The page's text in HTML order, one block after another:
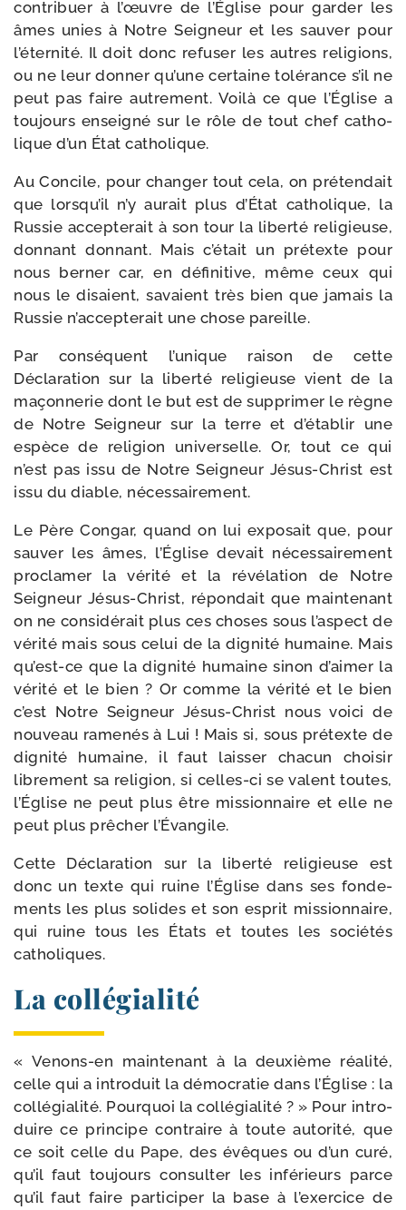
contri­buer à l’œuvre de l’Église pour gar­der les
âmes unies à Notre Seigneur et les sau­ver pour
l’éternité. Il doit donc refu­ser les autres reli­gions,
ou ne leur don­ner qu’une cer­taine tolé­rance s’il ne
peut pas faire autre­ment. Voilà ce que l’Église a
tou­jours ensei­gné sur le rôle de tout chef catho­
lique d’un État catholique.
Au Concile, pour chan­ger tout cela, on pré­ten­dait
que lorsqu’il n’y aurait plus d’État catho­lique, la
Russie accep­te­rait à son tour la liber­té reli­gieuse,
don­nant don­nant. Mais c’était un pré­texte pour
nous ber­ner car, en défi­ni­tive, même ceux qui
nous le disaient, savaient très bien que jamais la
Russie n’accepterait une chose pareille.
Par consé­quent l’unique rai­son de cette
Déclaration sur la liber­té reli­gieuse vient de la
maçon­ne­rie dont le but est de sup­pri­mer le règne
de Notre Seigneur sur la terre et d’établir une
espèce de reli­gion uni­ver­selle. Or, tout ce qui
n’est pas issu de Notre Seigneur Jésus-​Christ est
issu du diable, nécessairement.
Le Père Congar, quand on lui expo­sait que, pour
sau­ver les âmes, l’Église devait néces­sai­re­ment
pro­cla­mer la véri­té et la révé­la­tion de Notre
Seigneur Jésus-​Christ, répon­dait que main­te­nant
on ne consi­dé­rait plus ces choses sous l’aspect de
véri­té mais sous celui de la digni­té humaine. Mais
qu’est-ce que la digni­té humaine sinon d’aimer la
véri­té et le bien ? Or comme la véri­té et le bien
c’est Notre Seigneur Jésus-​Christ nous voi­ci de
nou­veau rame­nés à Lui ! Mais si, sous pré­texte de
digni­té humaine, il faut lais­ser cha­cun choi­sir
libre­ment sa reli­gion, si celles-​ci se valent toutes,
l’Église ne peut plus être mis­sion­naire et elle ne
peut plus prê­cher l’Évangile.
Cette Déclaration sur la liber­té reli­gieuse est
donc un texte qui ruine l’Église dans ses fon­de­
ments les plus solides et son esprit mis­sion­naire,
qui ruine tous les États et toutes les socié­tés
catholiques.
La collégialité
« Venons-​en main­te­nant à la deuxième réa­li­té,
celle qui a intro­duit la démo­cra­tie dans l’Église : la
col­lé­gia­li­té. Pourquoi la col­lé­gia­li­té ? » Pour intro­
duire ce prin­cipe contraire à toute auto­ri­té, que
ce soit celle du Pape, des évêques ou d’un curé,
qu’il faut tou­jours consul­ter les infé­rieurs parce
qu’il faut faire par­ti­ci­per la base à l’exercice de